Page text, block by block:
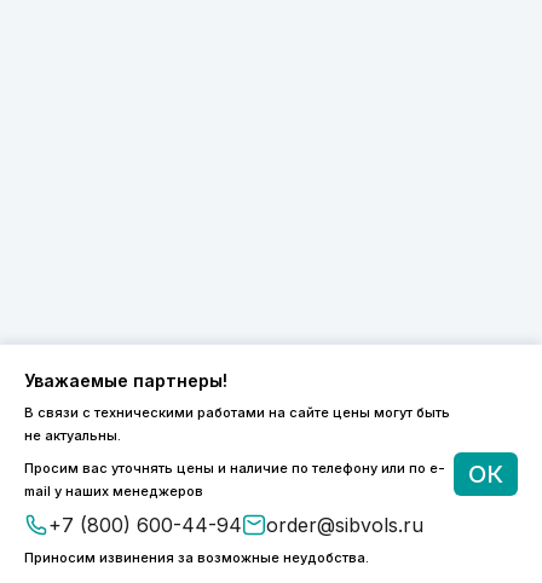
Уважаемые партнеры!
В связи с техническими работами на сайте цены могут быть
не актуальны.
Просим вас уточнять цены и наличие по телефону или по e-
mail у наших менеджеров
+7 (800) 600-44-94 order@sibvols.ru
Приносим извинения за возможные неудобства.
ОК
ПН-ПТ 9:00 - 18:00
order@sibvols.ru
О компании Доставка и оплата